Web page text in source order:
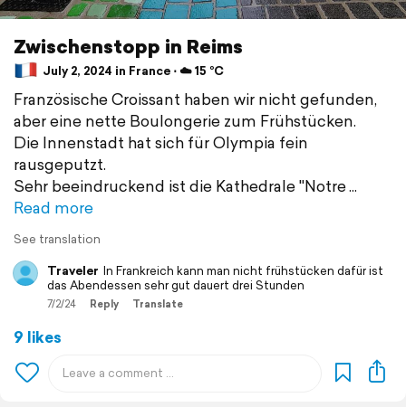
Zwischenstopp in Reims
July 2, 2024 in France ⋅ ☁️ 15 °C
Französische Croissant haben wir nicht gefunden,
aber eine nette Boulongerie zum Frühstücken.
Die Innenstadt hat sich für Olympia fein
rausgeputzt.
Sehr beeindruckend ist die Kathedrale "Notre
Read more
See translation
Traveler In Frankreich kann man nicht frühstücken dafür ist
das Abendessen sehr gut dauert drei Stunden
7/2/24 Reply Translate
9 likes